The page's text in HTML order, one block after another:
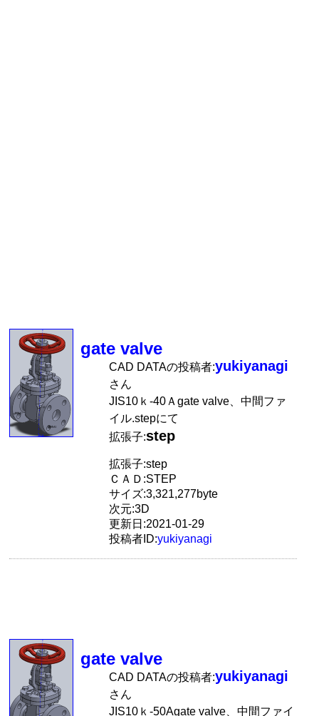
gate valve
CAD DATAの投稿者:yukiyanagi
さん
JIS10ｋ-40Ａgate valve、中間ファ
イル.stepにて
拡張子:step
拡張子:step
ＣＡＤ:STEP
サイズ:3,321,277byte
次元:3D
更新日:2021-01-29
投稿者ID:yukiyanagi
gate valve
CAD DATAの投稿者:yukiyanagi
さん
JIS10ｋ-50Agate valve、中間ファイ